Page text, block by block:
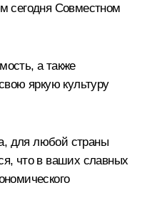
сегодня Совместном
а также
яркую культуру
для любой страны
что в ваших славных